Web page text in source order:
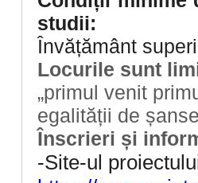
studii:
Învățământ
Locurile sunt
„primul venit
egalității de
Înscrieri și
-Site-ul